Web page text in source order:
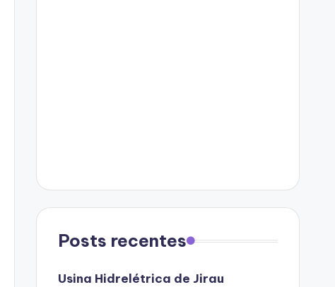
Posts recentes
Usina Hidrelétrica de Jirau